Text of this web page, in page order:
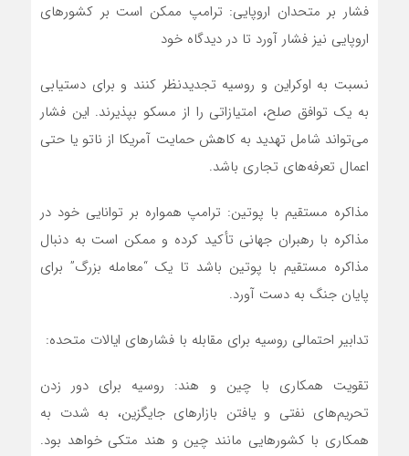
فشار بر متحدان اروپایی: ترامپ ممکن است بر کشورهای
اروپایی نیز فشار آورد تا در دیدگاه خود
نسبت به اوکراین و روسیه تجدیدنظر کنند و برای دستیابی
به یک توافق صلح، امتیازاتی را از مسکو بپذیرند. این فشار
می‌تواند شامل تهدید به کاهش حمایت آمریکا از ناتو یا حتی
اعمال تعرفه‌های تجاری باشد.
مذاکره مستقیم با پوتین: ترامپ همواره بر توانایی خود در
مذاکره با رهبران جهانی تأکید کرده و ممکن است به دنبال
مذاکره مستقیم با پوتین باشد تا یک “معامله بزرگ” برای
پایان جنگ به دست آورد.
تدابیر احتمالی روسیه برای مقابله با فشارهای ایالات متحده:
تقویت همکاری با چین و هند: روسیه برای دور زدن
تحریم‌های نفتی و یافتن بازارهای جایگزین، به شدت به
همکاری با کشورهایی مانند چین و هند متکی خواهد بود.